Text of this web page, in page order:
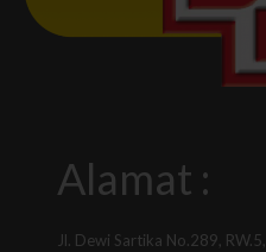
Alamat :
Jl. Dewi Sartika No.289,